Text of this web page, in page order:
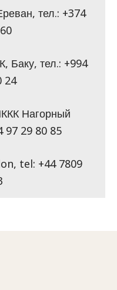
тел.: +374
Баку, тел.: +994
24
Нагорный
97 29 80 85
tel: +44 7809